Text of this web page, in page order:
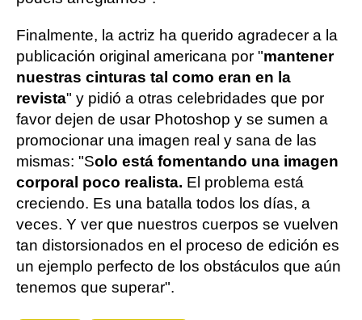
Finalmente, la actriz ha querido agradecer a la
publicación original americana por "mantener
nuestras cinturas tal como eran en la
revista" y pidió a otras celebridades que por
favor dejen de usar Photoshop y se sumen a
promocionar una imagen real y sana de las
mismas: "Solo está fomentando una imagen
corporal poco realista. El problema está
creciendo. Es una batalla todos los días, a
veces. Y ver que nuestros cuerpos se vuelven
tan distorsionados en el proceso de edición es
un ejemplo perfecto de los obstáculos que aún
tenemos que superar".